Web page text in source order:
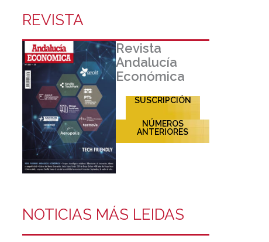
REVISTA
Revista
Andalucía
Económica
SUSCRIPCIÓN
NÚMEROS
ANTERIORES
NOTICIAS MÁS LEIDAS